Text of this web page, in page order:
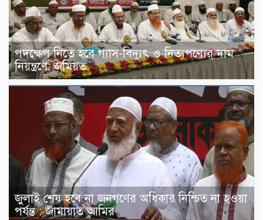
পদক্ষেপ নিতে হবে গ্যাস-বিদ্যুৎ ও নিত্যপণ্যের দাম
নিয়ন্ত্রণে: জমিয়ত
জুলাই শেষ হবে না জনগণের অধিকার নিশ্চিত না হওয়া
পর্যন্ত : জামায়াত আমির